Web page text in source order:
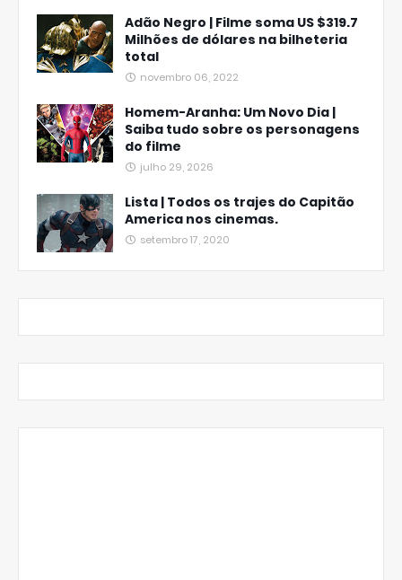
Adão Negro | Filme soma US $319.7
Milhões de dólares na bilheteria
total
novembro 06, 2022
Homem-Aranha: Um Novo Dia |
Saiba tudo sobre os personagens
do filme
julho 29, 2026
Lista | Todos os trajes do Capitão
America nos cinemas.
setembro 17, 2020